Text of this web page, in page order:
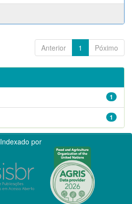
Anterior 1 Póximo
1
1
Indexado por